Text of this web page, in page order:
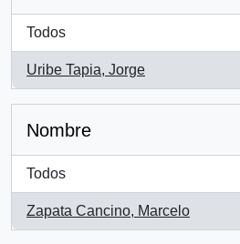
Todos
Uribe Tapia, Jorge
, 1 resultados
Nombre
Todos
Zapata Cancino, Marcelo
, 1 resultados